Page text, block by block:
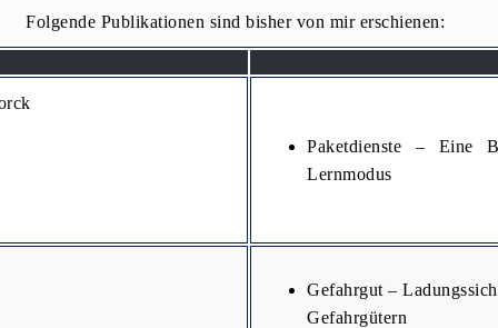
Folgende Publikationen sind bisher von mir erschienen:
Paketdienste – Eine
Lernmodus
Gefahrgut –
Gefahrgütern